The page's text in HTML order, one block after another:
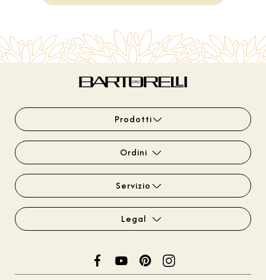
Prodotti
Ordini
Servizio
Legal